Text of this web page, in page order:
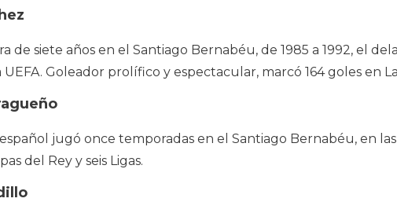
de siete años en el Santiago Bernabéu, de 1985 a 1992, el
UEFA. Goleador prolífico y espectacular, marcó 164 goles en
jugó once temporadas en el Santiago Bernabéu, en
del Rey y seis Ligas.